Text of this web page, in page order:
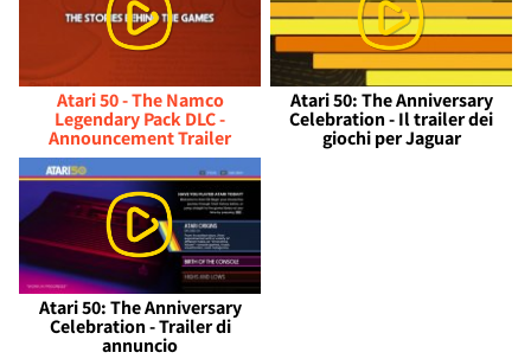
Atari 50 - The Namco
Legendary Pack DLC -
Announcement Trailer
Atari 50: The Anniversary
Celebration - Il trailer dei
giochi per Jaguar
Atari 50: The Anniversary
Celebration - Trailer di
annuncio